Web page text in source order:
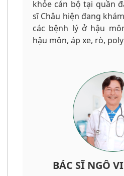
khỏe cán bộ tại quần
sĩ Châu hiện đang
các bệnh lý ở hậu
hậu môn, áp xe, rò,
BÁC SĨ NGÔ